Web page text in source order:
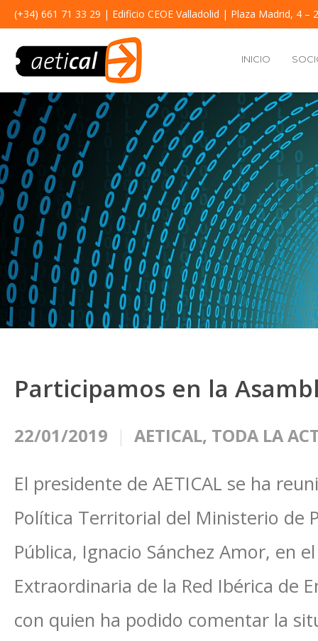
(+34) 661 71 33 29 | Edificio CEOE Valladolid | Plaza Madrid, 4 –
INICIO
Participamos en la
22/01/2019 AETICAL, TODA LA
El presidente de AETICAL se ha
Política Territorial del Ministerio de
Pública, Ignacio Sánchez Amor, en
Extraordinaria de la Red Ibérica de
con quien ha podido comentar la